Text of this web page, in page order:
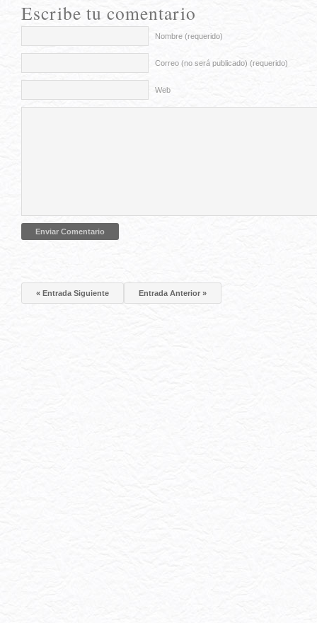
Escribe tu comentario
Nombre (requerido)
Correo (no será publicado) (requerido)
Web
« Entrada Siguiente Entrada Anterior »